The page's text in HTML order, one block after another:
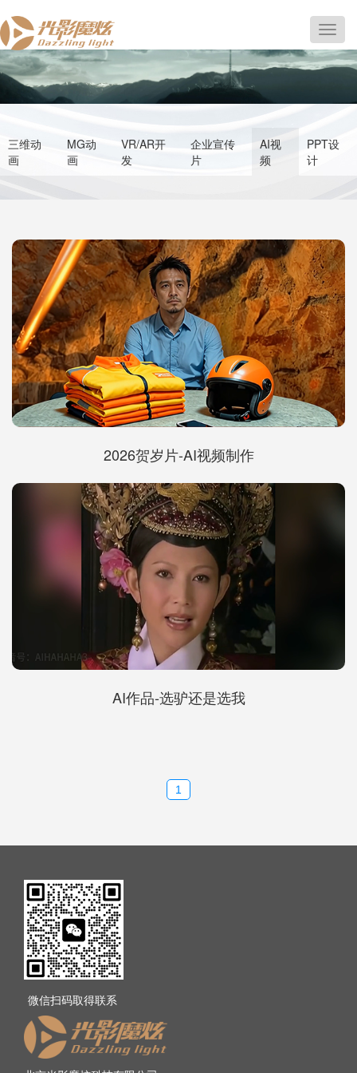
切
换
导
三维动
画
MG动
画
VR/AR开
发
企业宣传
片
AI视
频
PPT设
计
2026贺岁片-AI视频制作
AI作品-选驴还是选我
1
微信扫码取得联系